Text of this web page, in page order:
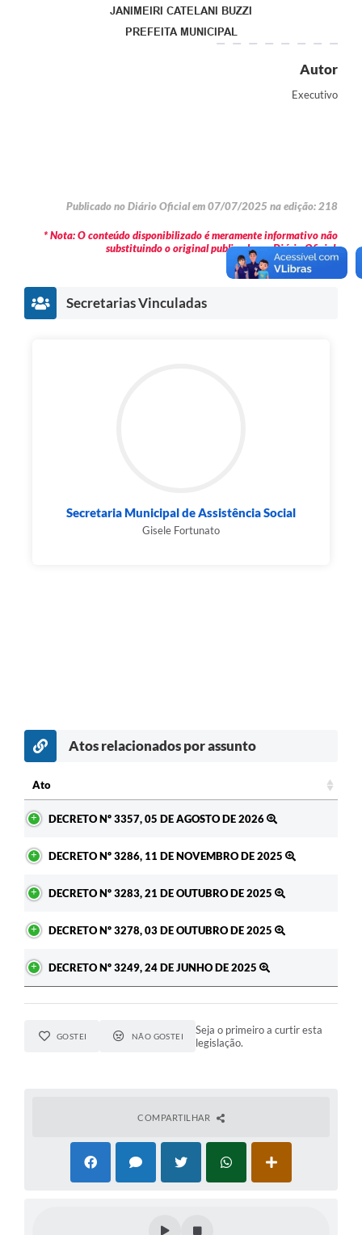
JANIMEIRI CATELANI BUZZI
PREFEITA MUNICIPAL
Autor
Executivo
Publicado no Diário Oficial em 07/07/2025 na edição: 218
* Nota: O conteúdo disponibilizado é meramente informativo não
substituindo o original publicado em Diário Oficial.
Secretarias Vinculadas
Secretaria Municipal de Assistência Social
Gisele Fortunato
Atos relacionados por assunto
Ato
DECRETO Nº 3357, 05 DE AGOSTO DE 2026
DECRETO Nº 3286, 11 DE NOVEMBRO DE 2025
DECRETO Nº 3283, 21 DE OUTUBRO DE 2025
DECRETO Nº 3278, 03 DE OUTUBRO DE 2025
DECRETO Nº 3249, 24 DE JUNHO DE 2025
GOSTEI NÃO GOSTEI
Seja o primeiro a curtir esta
legislação.
COMPARTILHAR